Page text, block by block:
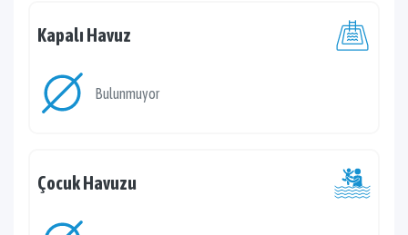
Kapalı Havuz
Bulunmuyor
Çocuk Havuzu